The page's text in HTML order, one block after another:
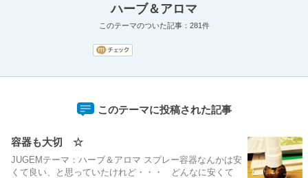
ハーブ＆アロマ
このテーマのついた記事：281件
このテーマに投稿された記事
容器も大切 ☆
JUGEMテーマ：ハーブ＆アロマ スプレー容器なんかは安
くて良い、と思っていたけれど・・・ どんなに安くて